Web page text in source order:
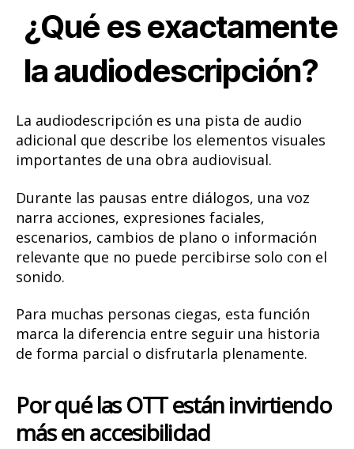
¿Qué es exactamente
la audiodescripción?
La audiodescripción es una pista de audio
adicional que describe los elementos visuales
importantes de una obra audiovisual.
Durante las pausas entre diálogos, una voz
narra acciones, expresiones faciales,
escenarios, cambios de plano o información
relevante que no puede percibirse solo con el
sonido.
Para muchas personas ciegas, esta función
marca la diferencia entre seguir una historia
de forma parcial o disfrutarla plenamente.
Por qué las OTT están invirtiendo
más en accesibilidad